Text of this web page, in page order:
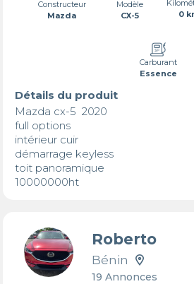
Constructeur
Mazda
Modèle
CX-5
0
Carburant
Essence
Détails du produit
Mazda cx-5  2020
full options
intérieur cuir
démarrage keyless
toit panoramique
10000000ht
Roberto
Bénin
19 Annonces